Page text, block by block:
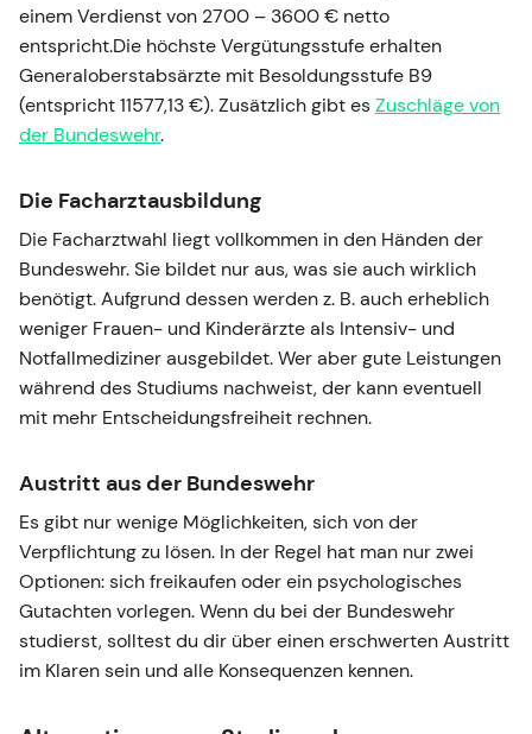
einem Verdienst von 2700 – 3600 € netto
entspricht.Die höchste Vergütungsstufe erhalten
Generaloberstabsärzte mit Besoldungsstufe B9
(entspricht 11577,13 €). Zusätzlich gibt esZuschläge von
der Bundeswehr.
Die Facharztausbildung
Die Facharztwahl liegt vollkommen in den Händen der
Bundeswehr. Sie bildet nur aus, was sie auch wirklich
benötigt. Aufgrund dessen werden z. B. auch erheblich
weniger Frauen- und Kinderärzte als Intensiv- und
Notfallmediziner ausgebildet. Wer aber gute Leistungen
während des Studiums nachweist, der kann eventuell
mit mehr Entscheidungsfreiheit rechnen.
Austritt aus der Bundeswehr
Es gibt nur wenige Möglichkeiten, sich von der
Verpflichtung zu lösen. In der Regel hat man nur zwei
Optionen: sich freikaufen oder ein psychologisches
Gutachten vorlegen. Wenn du bei der Bundeswehr
studierst, solltest du dir über einen erschwerten Austritt
im Klaren sein und alle Konsequenzen kennen.